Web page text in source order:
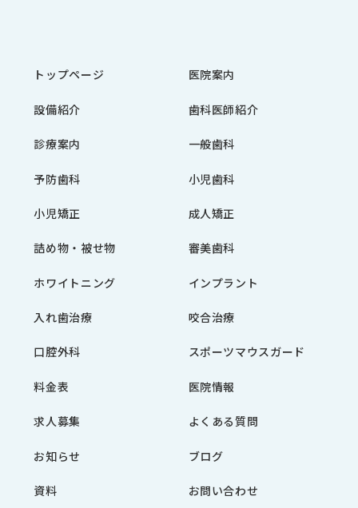
トップページ 医院案内
設備紹介 歯科医師紹介
診療案内 一般歯科
予防歯科 小児歯科
小児矯正 成人矯正
詰め物・被せ物 審美歯科
ホワイトニング インプラント
入れ歯治療 咬合治療
口腔外科 スポーツマウスガード
料金表 医院情報
求人募集 よくある質問
お知らせ ブログ
資料 お問い合わせ